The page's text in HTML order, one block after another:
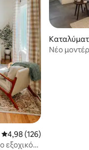
Μέση βαθμολογία: 4,98
4,98 (126)
εξοχικό
soula
Νέο